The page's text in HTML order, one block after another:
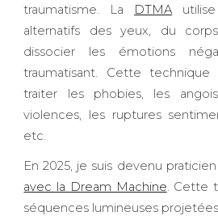
traumatisme. La
DTMA
alternatifs des yeux, du
dissocier les émotions
traumatisant. Cette
traiter les phobies, les
violences, les ruptures
etc.
En 2025, je suis devenu
avec la Dream Machine. Cette
séquences lumineuses